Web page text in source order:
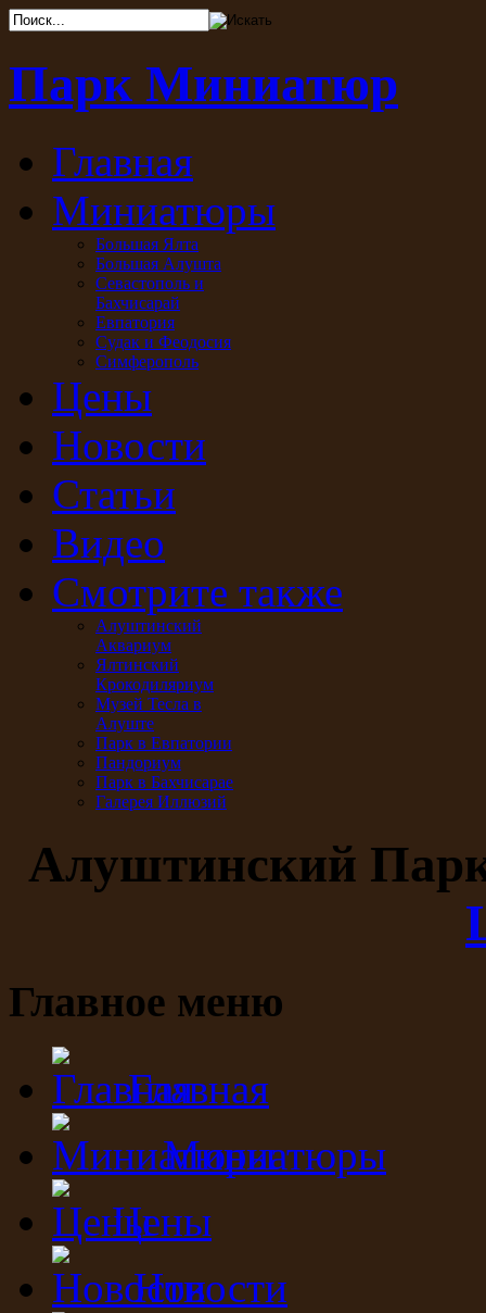
Парк Миниатюр
Главная
Миниатюры
Большая Ялта
Большая Алушта
Севастополь и
Бахчисарай
Евпатория
Судак и Феодосия
Симферополь
Цены
Новости
Статьи
Видео
Смотрите также
Алуштинский
Аквариум
Ялтинский
Крокодиляриум
Музей Тесла в
Алуште
Парк в Евпатории
Пандориум
Парк в Бахчисарае
Галерея Иллюзий
Алуштинский
Главное меню
Главная
Миниатюры
Цены
Новости